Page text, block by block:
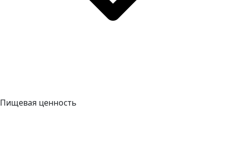
Пищевая ценность